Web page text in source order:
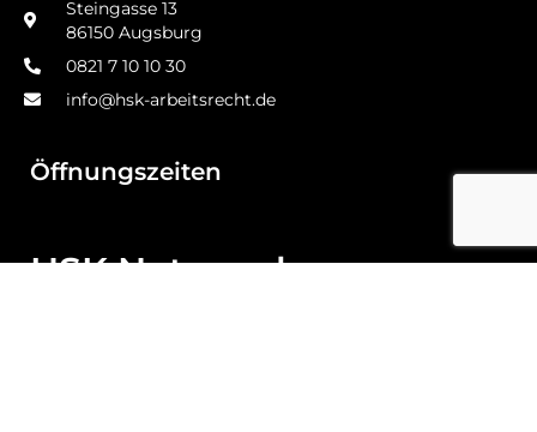
Steingasse 13
86150 Augsburg
0821 7 10 10 30
info@hsk-arbeitsrecht.de
Öffnungszeiten
HSK Netzwerk